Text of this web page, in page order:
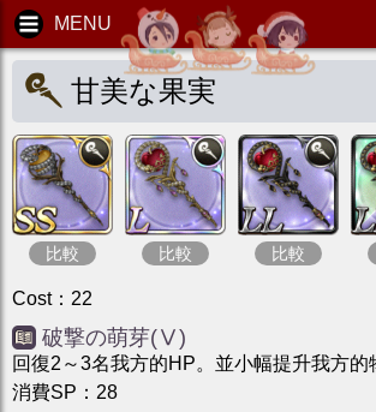
甘美な果実
比較 比較 比較
Cost： 22
破撃の萌芽(Ⅴ)
回復2～3名我方的HP。並小幅提升我方的
消費SP ： 28